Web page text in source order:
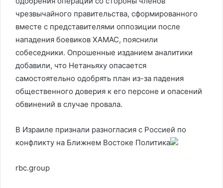
чрезвычайного правительства, сформированного
вместе с представителями оппозиции после
нападения боевиков ХАМАС, пояснили
собеседники. Опрошенные изданием аналитики
добавили, что Нетаньяху опасается
самостоятельно одобрять план из-за падения
общественного доверия к его персоне и опасений
обвинений в случае провала.
В Израиле признали разногласия с Россией по
конфликту на Ближнем Востоке Политика
rbc.group